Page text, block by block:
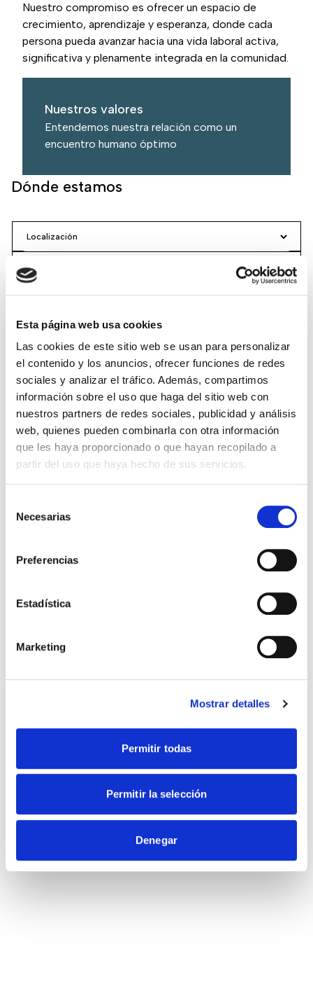
Esta página web usa cookies
Las cookies de este sitio web se usan para personalizar
el contenido y los anuncios, ofrecer funciones de redes
sociales y analizar el tráfico. Además, compartimos
información sobre el uso que haga del sitio web con
nuestros partners de redes sociales, publicidad y análisis
web, quienes pueden combinarla con otra información
que les haya proporcionado o que hayan recopilado a
partir del uso que haya hecho de sus servicios.
Necesarias
Preferencias
Estadística
Marketing
Mostrar detalles
Permitir todas
Permitir la selección
Denegar
Nuestro compromiso es ofrecer un espacio de
crecimiento, aprendizaje y esperanza, donde cada
persona pueda avanzar hacia una vida laboral activa,
significativa y plenamente integrada en la comunidad.
Nuestros valores
Entendemos nuestra relación como un
encuentro humano óptimo
Dónde estamos
Buscar
Ver mapa
Conoce todos nuestros centros